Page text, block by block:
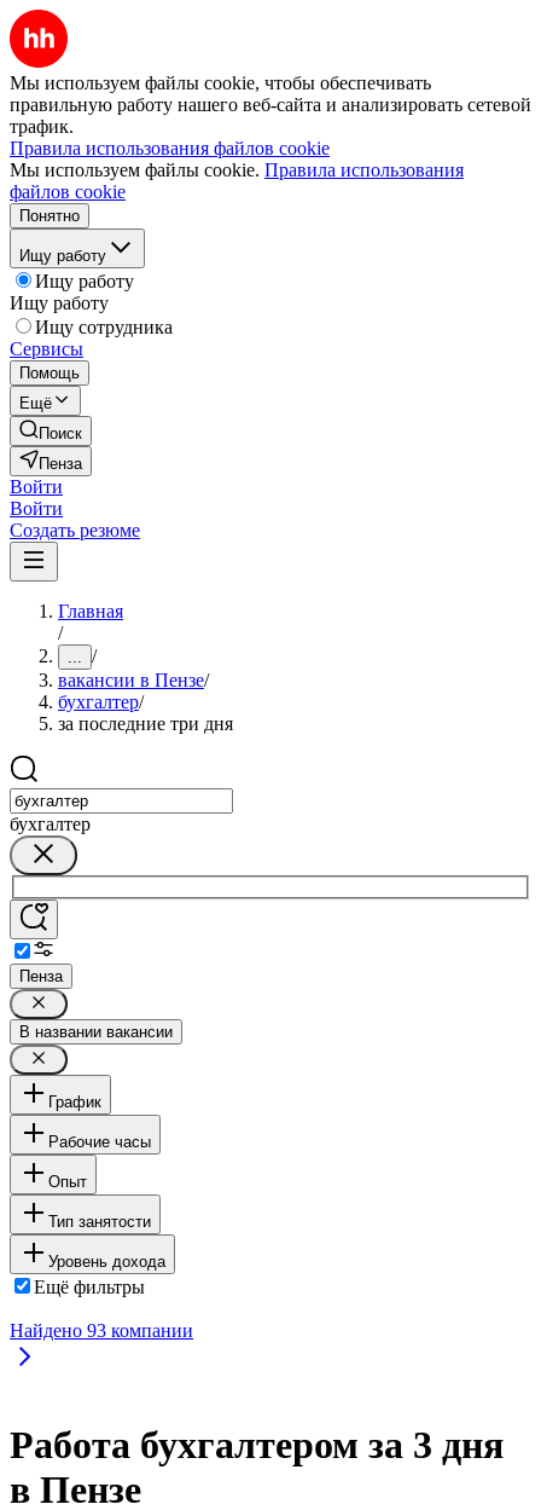
Мы используем файлы cookie, чтобы обеспечивать
правильную работу нашего веб-сайта и анализировать сетевой
трафик.
Правила использования файлов cookie
Мы используем файлы cookie. Правила использования
файлов cookie
Понятно
Ищу работу
Ищу работу
Ищу работу
Ищу сотрудника
Сервисы
Помощь
Ещё
Поиск
Пенза
Войти
Войти
Создать резюме
Главная
/
... /
вакансии в Пензе/
бухгалтер/
за последние три дня
бухгалтер
Пенза
В названии вакансии
График
Рабочие часы
Опыт
Тип занятости
Уровень дохода
Ещё фильтры
Найдено 93 компании
Работа бухгалтером за 3 дня
в Пензе